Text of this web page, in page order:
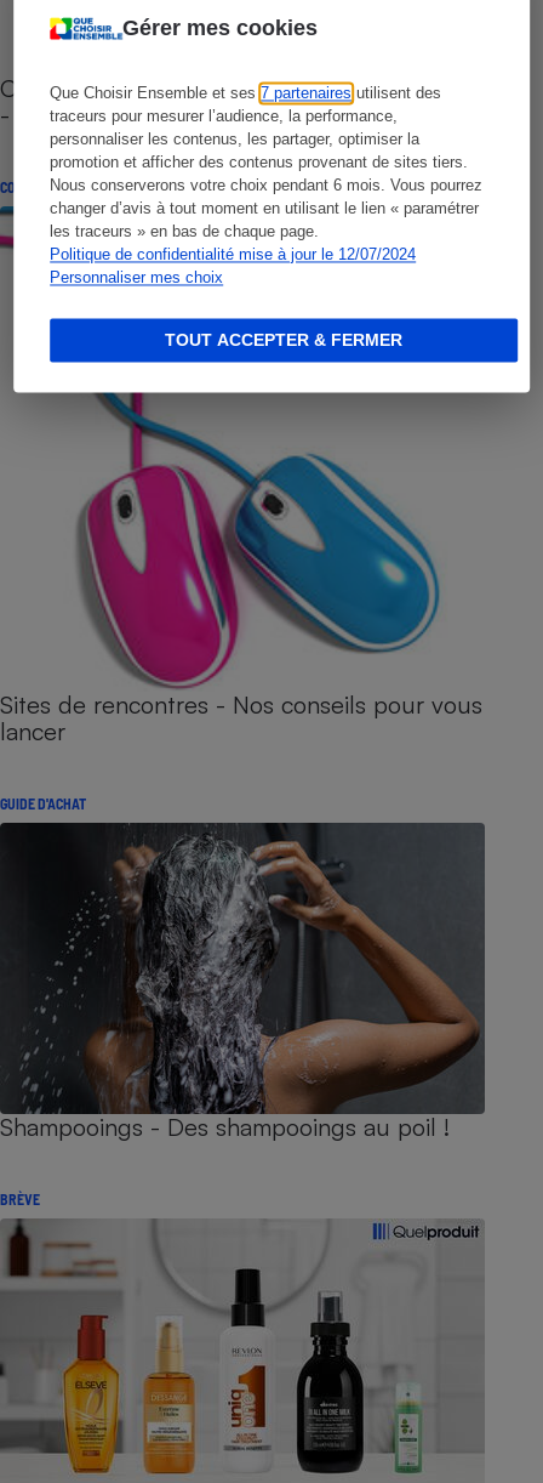
Gérer mes cookies
Que Choisir Ensemble et ses7 partenaires utilisent des
traceurs pour mesurer l’audience, la performance,
personnaliser les contenus, les partager, optimiser la
promotion et afficher des contenus provenant de sites tiers.
Nous conserverons votre choix pendant 6 mois. Vous pourrez
changer d’avis à tout moment en utilisant le lien « paramétrer
les traceurs » en bas de chaque page.
Politique de confidentialité mise à jour le 12/07/2024
Personnaliser mes choix
TOUT ACCEPTER & FERMER
Cafetière à capsules zéro déchet CoffeeB (vidéo)
- Premières impressions
CONSEILS
Sites de rencontres - Nos conseils pour vous
lancer
GUIDE D'ACHAT
Shampooings - Des shampooings au poil !
BRÈVE